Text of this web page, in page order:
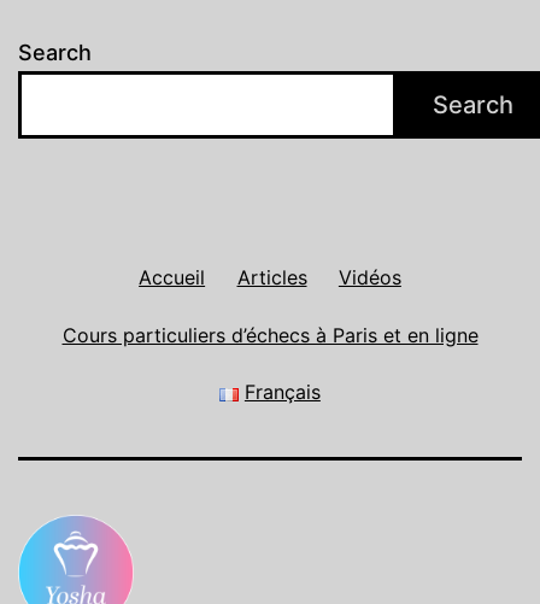
Search
Search
Accueil Articles Vidéos
Cours particuliers d’échecs à Paris et en ligne
Français